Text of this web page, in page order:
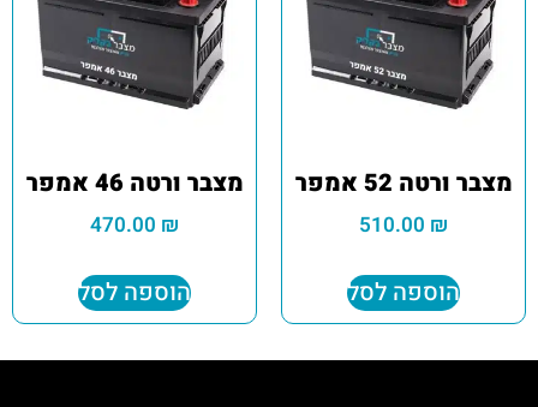
מצבר ורטה 52 אמפר
510.00 ₪
הוספה לסל
מצבר ורטה 46 אמפר
470.00 ₪
הוספה לסל